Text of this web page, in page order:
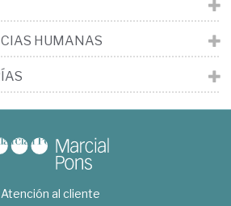
HUMANAS
Atención al cliente